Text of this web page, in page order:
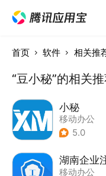
首页 软件 相关推
“豆小秘”的相关
小秘
移动办公
5.0
湖南企业
移动办公